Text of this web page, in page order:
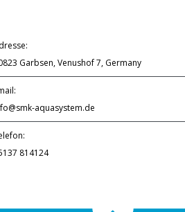
Garbsen, Venushof 7, Germany
aquasystem.de
814124